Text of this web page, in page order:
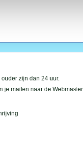
zijn dan 24 uur.
je mailen naar de